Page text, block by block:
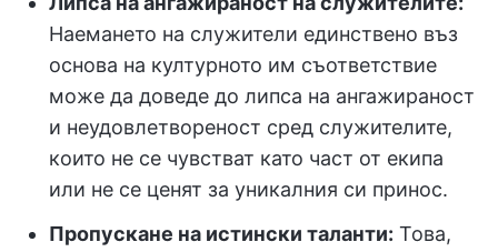
Наемането на служители единствено въз
основа на културното им съответствие
може да доведе до липса на ангажираност
и неудовлетвореност сред служителите,
които не се чувстват като част от екипа
или не се ценят за уникалния си принос.
Пропускане на истински таланти: Това,